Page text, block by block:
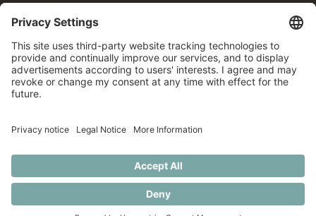
White Label Advisory GmbH
Shanghaiallee 9
20457 Hamburg
info@whitelabeladvisory.de
© 2026 White Label Advisory. Alle Rechte vorbehalten.
PRIVACY | NOTE
LEGALI | TUTELA DEI
SEGNALANTI | CODICE
ETICO | TERMINI